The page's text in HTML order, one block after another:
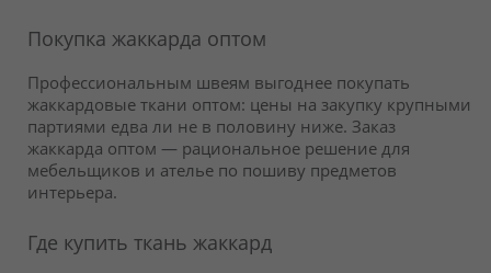
Покупка жаккарда оптом
Профессиональным швеям выгоднее покупать
жаккардовые ткани оптом: цены на закупку крупными
партиями едва ли не в половину ниже. Заказ
жаккарда оптом — рациональное решение для
мебельщиков и ателье по пошиву предметов
интерьера.
Где купить ткань жаккард